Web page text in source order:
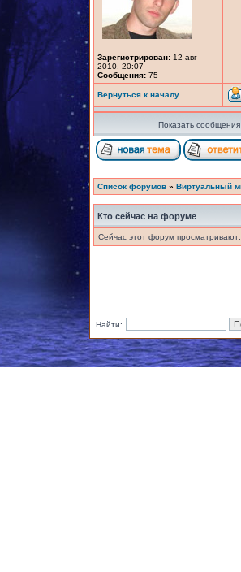
Зарегистрирован: 12 авг
2010, 20:07
Сообщения: 75
Вернуться к началу
Показать сообщения
Список форумов » Виртуальный
Кто сейчас на форуме
Сейчас этот форум
Найти: